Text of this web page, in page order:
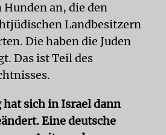
an, die den
Landbesitzern
Die haben die Juden
Das ist Teil des
sich in Israel dann
Eine deutsche